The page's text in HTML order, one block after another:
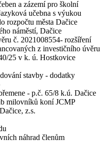
a zázemí pro školní
učebna s výukou
rozpočtu města Dačice
náměstí, Dačice
č. 2021008554- rozšíření
z investičního úvěru
25 v k. ú. Hostkovice
stavby - dodatky
- p.č. 65/8 k.ú. Dačice
milovníků koní JCMP
z.s.
náhrad členům